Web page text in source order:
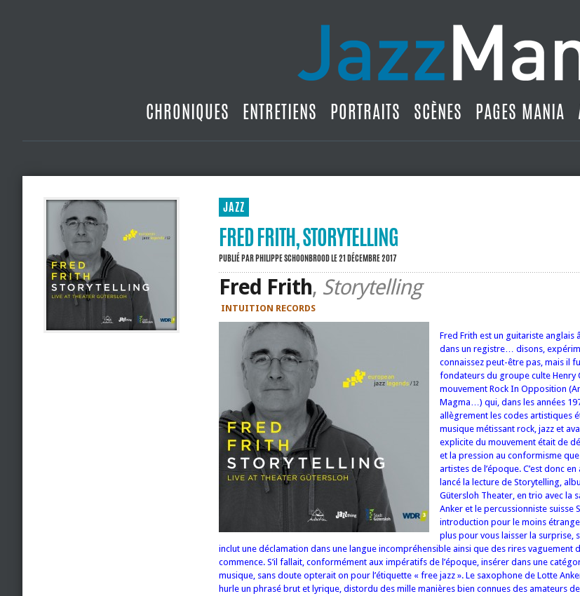
CHRONIQUES ENTRETIENS PORTRAITS SCÈNES PAGES MANIA
JAZZ
FRED FRITH, STORYTELLING
PUBLIÉ PARPHILIPPE SCHOONBROODLE 21 DÉCEMBRE 2017
Fred Frith, Storytelling
INTUITION RECORDS
Fred Frith est un guitariste anglais
dans un registre… disons,
connaissez peut-être pas, mais il
fondateurs du groupe culte Henry
mouvement Rock In Opposition
Magma…) qui, dans les années
allègrement les codes artistiques
musique métissant rock, jazz et
explicite du mouvement était de
et la pression au conformisme
artistes de l’époque. C’est donc
lancé la lecture de Storytelling,
Gütersloh Theater, en trio avec la
Anker et le percussionniste suisse
introduction pour le moins
plus pour vous laisser la surprise,
inclut une déclamation dans une langue incompréhensible ainsi que des rires vaguement
commence. S’il fallait, conformément aux impératifs de l’époque, insérer dans une
musique, sans doute opterait on pour l’étiquette « free jazz ». Le saxophone de Lotte
hurle un phrasé brut et lyrique, distordu des mille manières bien connues des amateurs